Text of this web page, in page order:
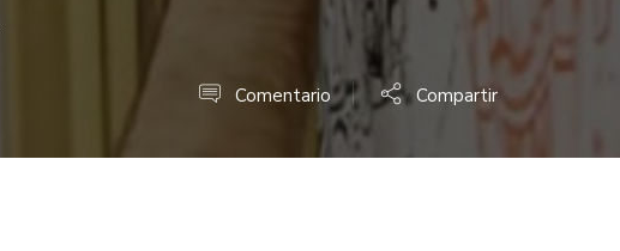
Comentario Compartir